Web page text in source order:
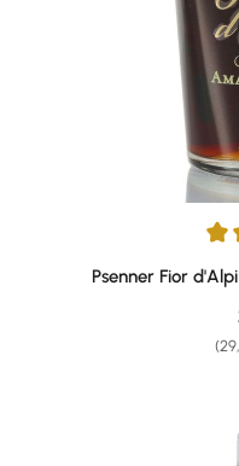
Durchschnittliche
Psenner Fior